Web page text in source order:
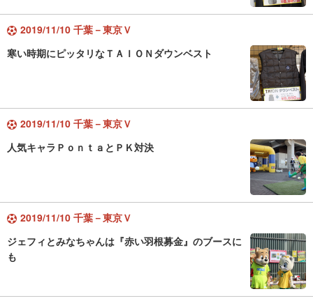
2019/11/10 千葉－東京Ｖ
寒い時期にピッタリなＴＡＩＯＮダウンベスト
2019/11/10 千葉－東京Ｖ
人気キャラＰｏｎｔａとＰＫ対決
2019/11/10 千葉－東京Ｖ
ジェフィとみなちゃんは『赤い羽根募金』のブースに
も